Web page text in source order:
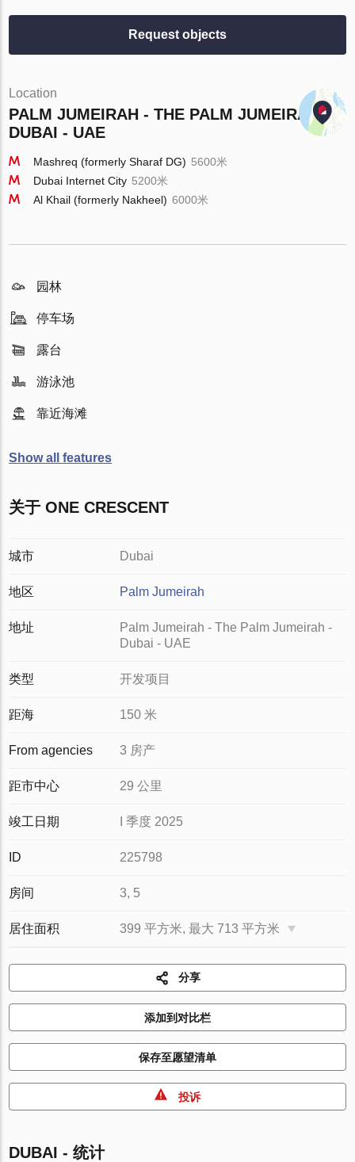
Request objects
Location
PALM JUMEIRAH - THE PALM JUMEIRAH -
DUBAI - UAE
Mashreq (formerly Sharaf DG) 5600米
Dubai Internet City 5200米
Al Khail (formerly Nakheel) 6000米
园林
停车场
露台
游泳池
靠近海滩
Show all features
关于 ONE CRESCENT
城市 Dubai
地区 Palm Jumeirah
地址
Palm Jumeirah - The Palm Jumeirah -
Dubai - UAE
类型 开发项目
距海 150 米
From agencies 3 房产
距市中心 29 公里
竣工日期 I 季度 2025
ID 225798
房间 3, 5
居住面积 399 平方米, 最大 713 平方米
分享
添加到对比栏
保存至愿望清单
投诉
DUBAI - 统计